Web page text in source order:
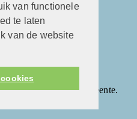
van functionele
te laten
van de website
27 maart is ds. Rik
aan onze gemeente.